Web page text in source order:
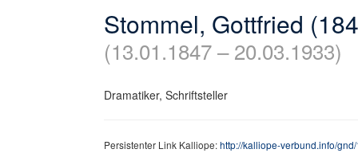
Stommel, Gottfried
(13.01.1847 – 20.03.1933)
Dramatiker, Schriftsteller
Persistenter Link Kalliope:http://kalliope-verbund.info/